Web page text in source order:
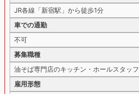
JR各線「新宿駅」から徒歩1分
車での通勤
不可
募集職種
油そば専門店のキッチン・ホールスタッフ
雇用形態